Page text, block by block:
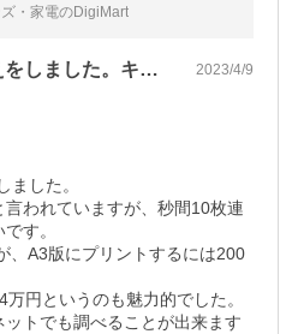
・家電のDigiMart
をしました。キ… 2023/4/9
ました。
われていますが、秒間10枚連
す。
、A3版にプリントするには200
円というのも魅力的でした。
ットでも調べることが出来ます